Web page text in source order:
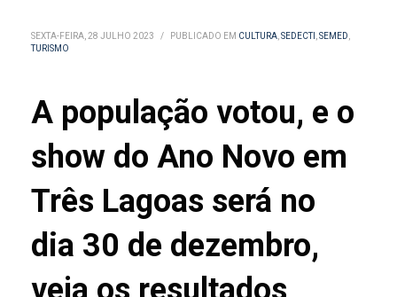
SEXTA-FEIRA, 28 JULHO 2023 / PUBLICADO EM CULTURA,SEDECTI ,SEMED,
TURISMO
A população votou, e o
show do Ano Novo em
Três Lagoas será no
dia 30 de dezembro,